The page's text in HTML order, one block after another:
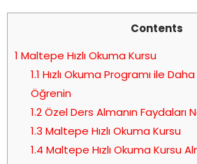
Contents
1 Maltepe Hızlı Okuma Kursu
1.1 Hızlı Okuma Programı ile Daha
Öğrenin
1.2Özel Ders Almanın Faydaları
1.3 Maltepe Hızlı Okuma Kursu
1.4 Maltepe Hızlı Okuma Kursu